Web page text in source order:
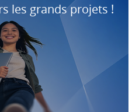
les grands projets !